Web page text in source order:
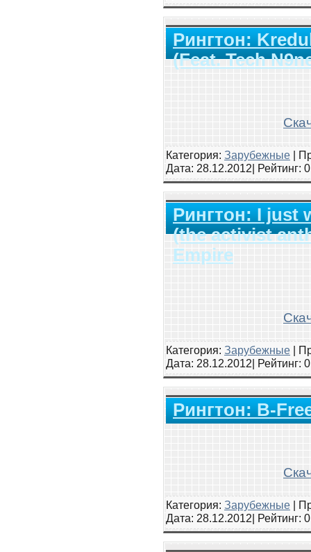
Рингтон:
(Feat. Tech
Категория: Зарубежные |
Дата: 28.12.2012| Рейтинг:
Рингтон: I just
(the activist
Empire
Категория: Зарубежные |
Дата: 28.12.2012| Рейтинг:
Рингтон: B-
Категория: Зарубежные |
Дата: 28.12.2012| Рейтинг: